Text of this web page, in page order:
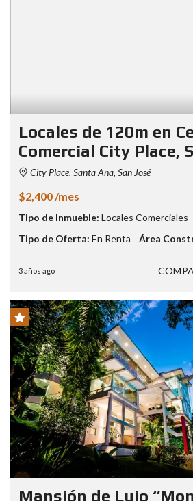
Locales de 120m en
Comercial City Place,
City Place, Santa Ana, San José
$2,400 /mes
Tipo de Inmueble: Locales Comerciales
Tipo de Oferta: En Renta Área
3 años ago
Mansión de Lujo